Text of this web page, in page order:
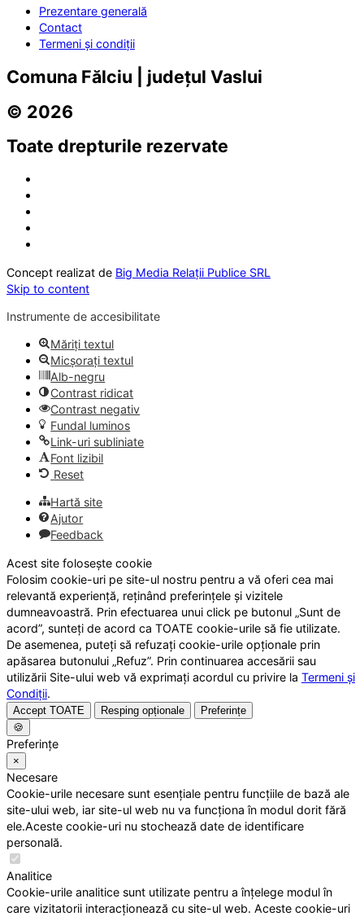
Prezentare generală
Contact
Termeni și condiții
Comuna Fălciu | județul Vaslui
© 2026
Toate drepturile rezervate
Concept realizat de Big Media Relații Publice SRL
Skip to content
Instrumente de accesibilitate
Măriți textul
Micșorați textul
Alb-negru
Contrast ridicat
Contrast negativ
Fundal luminos
Link-uri subliniate
Font lizibil
Reset
Hartă site
Ajutor
Feedback
Acest site folosește cookie
Folosim cookie-uri pe site-ul nostru pentru a vă oferi cea mai
relevantă experiență, reținând preferințele și vizitele
dumneavoastră. Prin efectuarea unui click pe butonul „Sunt de
acord”, sunteți de acord ca TOATE cookie-urile să fie utilizate.
De asemenea, puteți să refuzați cookie-urile opționale prin
apăsarea butonului „Refuz”. Prin continuarea accesării sau
utilizării Site-ului web vă exprimați acordul cu privire la Termeni și
Condiții.
Accept TOATE Resping opționale
Preferințe
🍪
Preferințe
×
Necesare
Cookie-urile necesare sunt esențiale pentru funcțiile de bază ale
site-ului web, iar site-ul web nu va funcționa în modul dorit fără
ele.Aceste cookie-uri nu stochează date de identificare
personală.
Analitice
Cookie-urile analitice sunt utilizate pentru a înțelege modul în
care vizitatorii interacționează cu site-ul web. Aceste cookie-uri